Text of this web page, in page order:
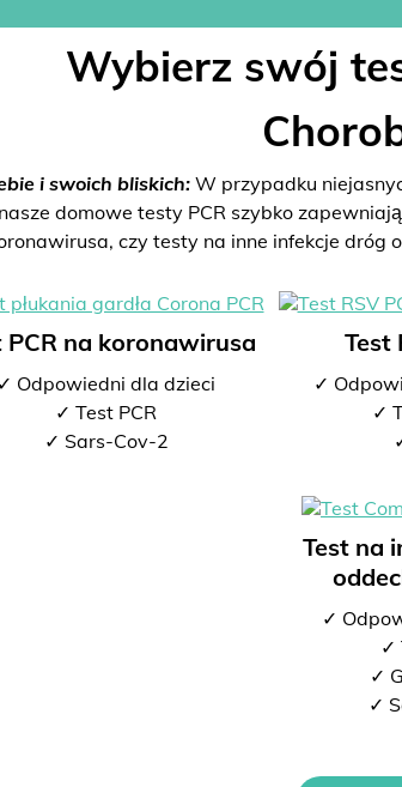
Wybierz swój
i swoich bliskich:W przypadku
domowe testy PCR szybko
czy testy na inne infekcje dróg
PCR na koronawirusa
✓ Odpowiedni dla dzieci
✓ Test PCR
✓ Sars-Cov-2
Test
✓
✓
Test na
✓
✓
✓
✓